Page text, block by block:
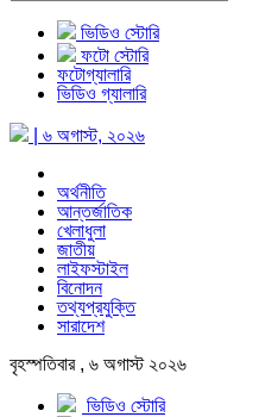
ভিডিও স্টোরি
ফটো স্টোরি
ফটোগ্যালারি
ভিডিও গ্যালারি
| ৬ অগাস্ট, ২০২৬
অর্থনীতি
আন্তর্জাতিক
খেলাধুলা
জাতীয়
লাইফস্টাইল
বিনোদন
তথ্যপ্রযুক্তি
সারাদেশ
বৃহস্পতিবার , ৬ অগাস্ট ২০২৬
ভিডিও স্টোরি